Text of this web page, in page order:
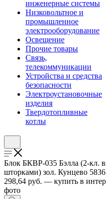
инженерные системы
Низковольтное и
промышленное
электрооборудование
Освещение
Прочие товары
Связь,
телекоммуникации
Устройства и средства
безопасности
Электроустановочные
изделия
Твердотопливные
котлы
Блок БКВР-035 Бэлла (2-кл.
шторками) зол. Кунцево
298,64 руб. — купить в
фото